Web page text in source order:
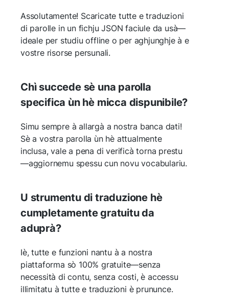
Assolutamente! Scaricate tutte e traduzioni
di parolle in un fichju JSON faciule da usà—
ideale per studiu offline o per aghjunghje à e
vostre risorse persunali.
Chì succede sè una parolla
specifica ùn hè micca dispunibile?
Simu sempre à allargà a nostra banca dati!
Sè a vostra parolla ùn hè attualmente
inclusa, vale a pena di verificà torna prestu
—aggiornemu spessu cun novu vocabulariu.
U strumentu di traduzione hè
cumpletamente gratuitu da
aduprà?
Iè, tutte e funzioni nantu à a nostra
piattaforma sò 100% gratuite—senza
necessità di contu, senza costi, è accessu
illimitatu à tutte e traduzioni è prununce.